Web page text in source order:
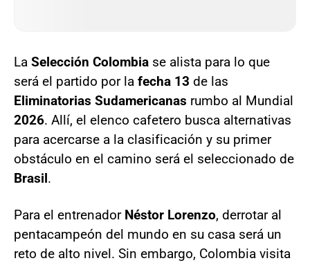
La Selección Colombia se alista para lo que
será el partido por la fecha 13 de las
Eliminatorias Sudamericanas rumbo al Mundial
2026. Allí, el elenco cafetero busca alternativas
para acercarse a la clasificación y su primer
obstáculo en el camino será el seleccionado de
Brasil.
Para el entrenador Néstor Lorenzo, derrotar al
pentacampeón del mundo en su casa será un
reto de alto nivel. Sin embargo, Colombia visita